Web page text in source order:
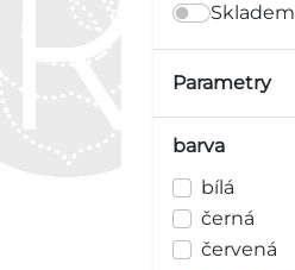
Skladem
Parametry
barva
bílá
černá
červená